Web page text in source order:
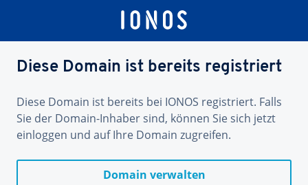
Diese Domain ist bereits registriert
Diese Domain ist bereits bei IONOS registriert. Falls
Sie der Domain-Inhaber sind, können Sie sich jetzt
einloggen und auf Ihre Domain zugreifen.
Domain verwalten